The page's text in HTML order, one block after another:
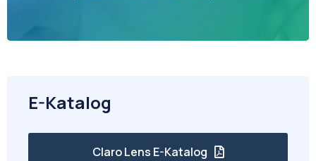
E-Katalog
Claro Lens E-Katalog